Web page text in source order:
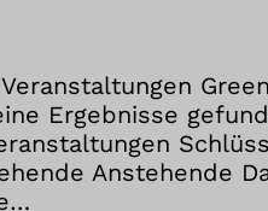
Ergebnisse
Anstehende